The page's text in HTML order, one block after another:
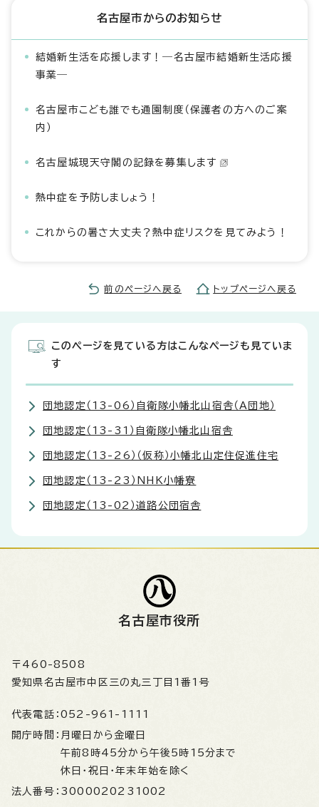
名古屋市からのお知らせ
結婚新生活を応援します！―名古屋市結婚新生活応援
事業―
名古屋市こども誰でも通園制度（保護者の方へのご案
内）
名古屋城現天守閣の記録を募集します
熱中症を予防しましょう！
これからの暑さ大丈夫？熱中症リスクを見てみよう！
前のページへ戻る トップページへ戻る
このページを見ている方はこんなページも見ていま
す
団地認定（13-06）自衛隊小幡北山宿舎（A団地）
団地認定（13-31）自衛隊小幡北山宿舎
団地認定（13-26）（仮称）小幡北山定住促進住宅
団地認定（13-23）NHK小幡寮
団地認定（13-02）道路公団宿舎
名古屋市役所
〒460-8508
愛知県名古屋市中区三の丸三丁目1番1号
代表電話： 052-961-1111
開庁時間： 月曜日から金曜日
午前8時45分から午後5時15分まで
休日・祝日・年末年始を除く
法人番号： 3000020231002